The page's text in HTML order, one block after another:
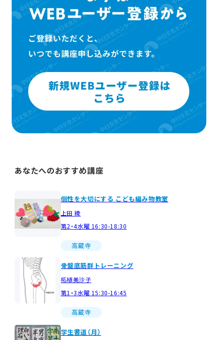
あなたへのおすすめ講座
個性を大切にする こども編み物教室
上田 綾
第2・4水曜 16:30-18:30
高蔵寺
骨盤底筋群トレーニング
柘植美沙子
第1・3水曜 15:30-16:45
高蔵寺
学生書道（月）